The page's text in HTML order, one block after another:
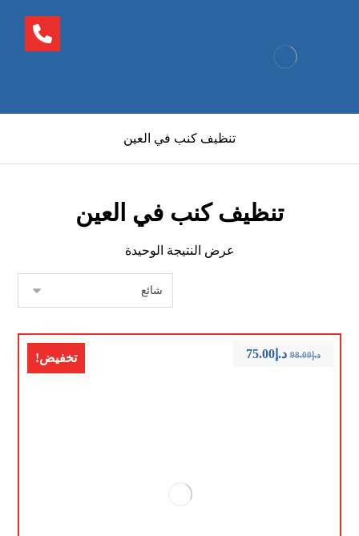
تنظيف كنب في العين
تنظيف كنب في العين
عرض النتيجة الوحيدة
تخفيض! د.إ98.00 د.إ75.00